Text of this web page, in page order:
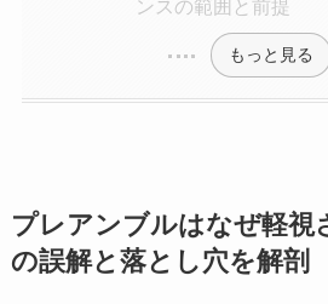
ンスの範囲と前提
もっと見る
プレアンブルはなぜ軽視
の誤解と落とし穴を解剖